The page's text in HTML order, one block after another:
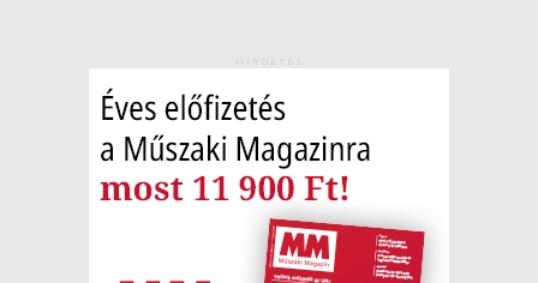
HIRDETÉS